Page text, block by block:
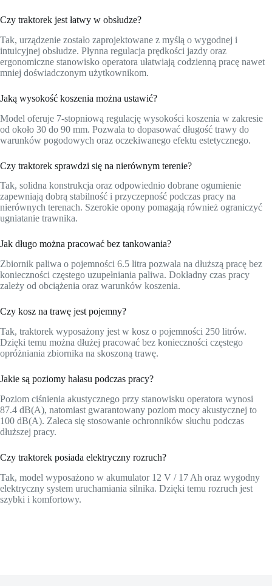
Czy traktorek jest łatwy w obsłudze?
Tak, urządzenie zostało zaprojektowane z myślą o wygodnej i
intuicyjnej obsłudze. Płynna regulacja prędkości jazdy oraz
ergonomiczne stanowisko operatora ułatwiają codzienną pracę nawet
mniej doświadczonym użytkownikom.
Jaką wysokość koszenia można ustawić?
Model oferuje 7-stopniową regulację wysokości koszenia w zakresie
od około 30 do 90 mm. Pozwala to dopasować długość trawy do
warunków pogodowych oraz oczekiwanego efektu estetycznego.
Czy traktorek sprawdzi się na nierównym terenie?
Tak, solidna konstrukcja oraz odpowiednio dobrane ogumienie
zapewniają dobrą stabilność i przyczepność podczas pracy na
nierównych terenach. Szerokie opony pomagają również ograniczyć
ugniatanie trawnika.
Jak długo można pracować bez tankowania?
Zbiornik paliwa o pojemności 6.5 litra pozwala na dłuższą pracę bez
konieczności częstego uzupełniania paliwa. Dokładny czas pracy
zależy od obciążenia oraz warunków koszenia.
Czy kosz na trawę jest pojemny?
Tak, traktorek wyposażony jest w kosz o pojemności 250 litrów.
Dzięki temu można dłużej pracować bez konieczności częstego
opróżniania zbiornika na skoszoną trawę.
Jakie są poziomy hałasu podczas pracy?
Poziom ciśnienia akustycznego przy stanowisku operatora wynosi
87.4 dB(A), natomiast gwarantowany poziom mocy akustycznej to
100 dB(A). Zaleca się stosowanie ochronników słuchu podczas
dłuższej pracy.
Czy traktorek posiada elektryczny rozruch?
Tak, model wyposażono w akumulator 12 V / 17 Ah oraz wygodny
elektryczny system uruchamiania silnika. Dzięki temu rozruch jest
szybki i komfortowy.